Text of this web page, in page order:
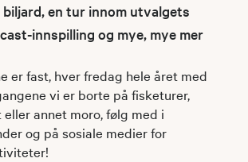
en tur innom utvalgets
innspilling og mye, mye mer
er fast, hver fredag hele året med
vi er borte på fisketurer,
annet moro, følg med i
og på sosiale medier for